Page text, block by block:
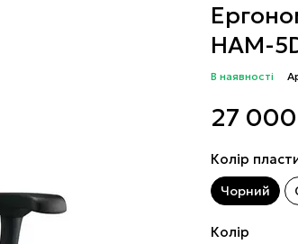
HAM-
В наявності
27
Колір
Чорний
Колір